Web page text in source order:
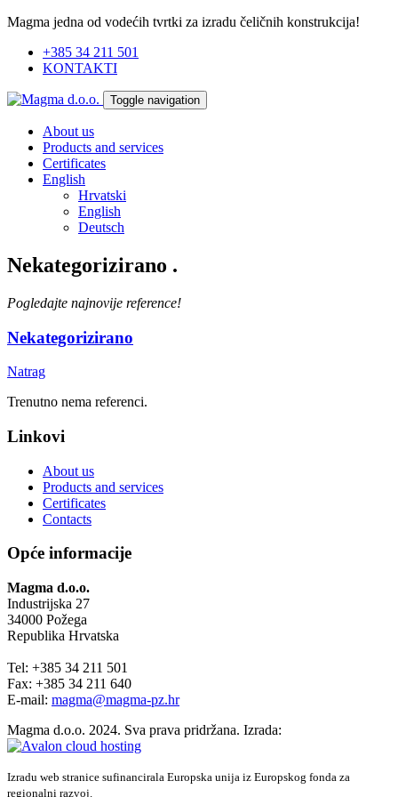
Magma jedna od vodećih tvrtki za izradu čeličnih konstrukcija!
+385 34 211 501
KONTAKTI
Toggle navigation
About us
Products and services
Certificates
English
Hrvatski
English
Deutsch
Nekategorizirano .
Pogledajte najnovije reference!
Nekategorizirano
Natrag
Trenutno nema referenci.
Linkovi
About us
Products and services
Certificates
Contacts
Opće informacije
Magma d.o.o.
Industrijska 27
34000 Požega
Republika Hrvatska
Tel: +385 34 211 501
Fax: +385 34 211 640
E-mail: magma@magma-pz.hr
Magma d.o.o. 2024. Sva prava pridržana. Izrada:
Izradu web stranice sufinancirala Europska unija iz Europskog fonda za
regionalni razvoj.